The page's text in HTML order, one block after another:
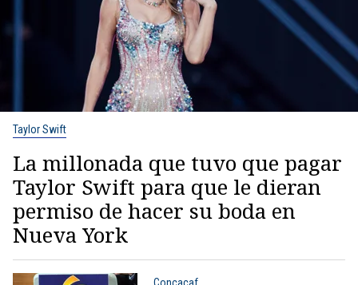
Taylor Swift
La millonada que tuvo que pagar
Taylor Swift para que le dieran
permiso de hacer su boda en
Nueva York